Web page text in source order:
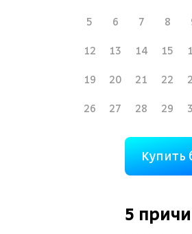
5 6 7 8
12 13 14 15
19 20 21 22
26 27 28 29
Купить
5